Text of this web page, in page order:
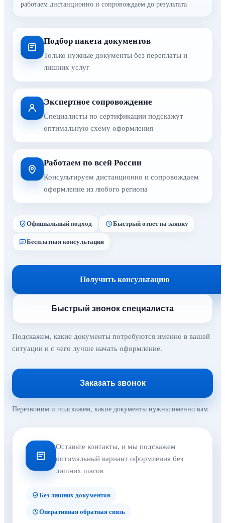
работаем дистанционно и сопровождаем до результата
Подбор пакета документов
Только нужные документы без переплаты и
лишних услуг
Экспертное сопровождение
Специалисты по сертификации подскажут
оптимальную схему оформления
Работаем по всей России
Консультируем дистанционно и сопровождаем
оформление из любого региона
Официальный подход Быстрый ответ на заявку
Бесплатная консультация
Получить консультацию
Быстрый звонок специалиста
Подскажем, какие документы потребуются именно в вашей
ситуации и с чего лучше начать оформление.
Заказать звонок
Перезвоним и подскажем, какие документы нужны именно вам
Оставьте контакты, и мы подскажем
оптимальный вариант оформления без
лишних шагов
Без лишних документов
Оперативная обратная связь